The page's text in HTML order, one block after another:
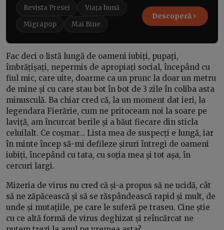
Revista Presei
Viața bună
Migrapop
Mai Bine
Descoperă
Fac deci o listă lungă de oameni iubiți, pupați,
îmbrățișați, nepermis de apropiați social, începând cu
fiul mic, care uite, doarme ca un prunc la doar un metru
de mine și cu care stau bot în bot de 3 zile în coliba asta
minusculă. Ba chiar cred că, la un moment dat ieri, la
legendara Fierărie, cum ne pritoceam noi la soare pe
laviță, am încurcat berile și a băut fiecare din sticla
celuilalt. Ce coșmar... Lista mea de suspecți e lungă, iar
în minte încep să-mi defileze șiruri întregi de oameni
iubiți, începând cu tata, cu soția mea și tot așa, în
cercuri largi.
Mizeria de virus nu cred că și-a propus să ne ucidă, cât
să ne zăpăcească și să se răspândească rapid și mult, de
unde și mutațiile, pe care le suferă pe traseu. Cine știe
cu ce altă formă de virus deghizat și reîncărcat ne